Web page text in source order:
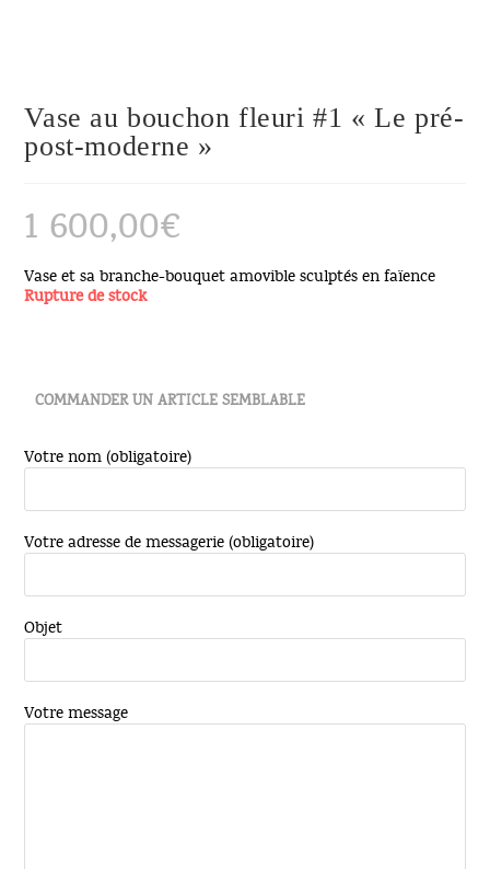
Vase au bouchon fleuri #1 « Le pré-
post-moderne »
1 600,00€
Vase et sa branche-bouquet amovible sculptés en faïence
Rupture de stock
COMMANDER UN ARTICLE SEMBLABLE
Votre nom (obligatoire)
Votre adresse de messagerie (obligatoire)
Objet
Votre message